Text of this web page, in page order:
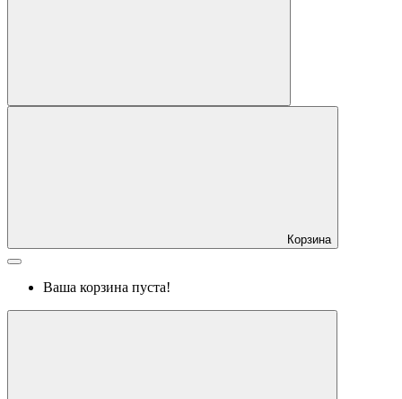
Корзина
Ваша корзина пуста!